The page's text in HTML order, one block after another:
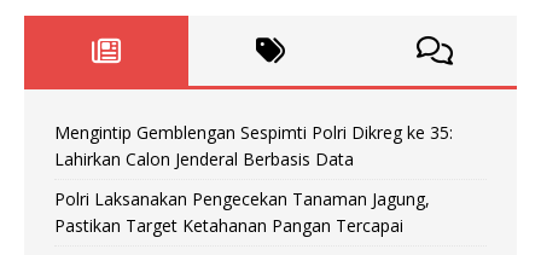
Mengintip Gemblengan Sespimti Polri Dikreg ke 35:
Lahirkan Calon Jenderal Berbasis Data
Polri Laksanakan Pengecekan Tanaman Jagung,
Pastikan Target Ketahanan Pangan Tercapai